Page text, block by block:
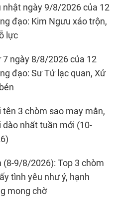
nhật ngày 9/8/2026 của 12
đạo: Kim Ngưu xáo trộn,
lực
7 ngày 8/8/2026 của 12
đạo: Sư Tử lạc quan, Xử
tên 3 chòm sao may mắn,
dào nhất tuần mới (10-
(8-9/8/2026): Top 3 chòm
tình yêu như ý, hạnh
mong chờ